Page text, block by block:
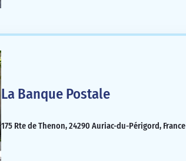
La Banque Postale
175 Rte de Thenon, 24290 Auriac-du-Périgord, France